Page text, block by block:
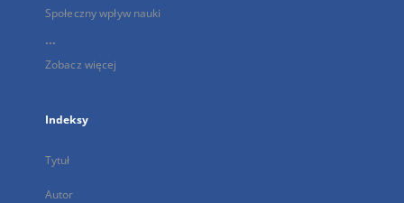
Społeczny wpływ nauki
...
Zobacz więcej
Indeksy
Tytuł
Autor